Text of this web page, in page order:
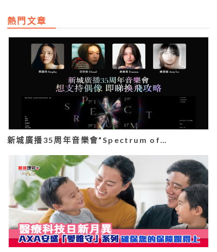
熱門文章
新城廣播35周年音樂會“Spectrum of…